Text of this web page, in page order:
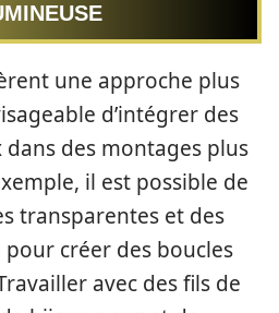
une approche plus
d’intégrer des
des montages plus
il est possible de
transparentes et des
pour créer des boucles
avec des fils de